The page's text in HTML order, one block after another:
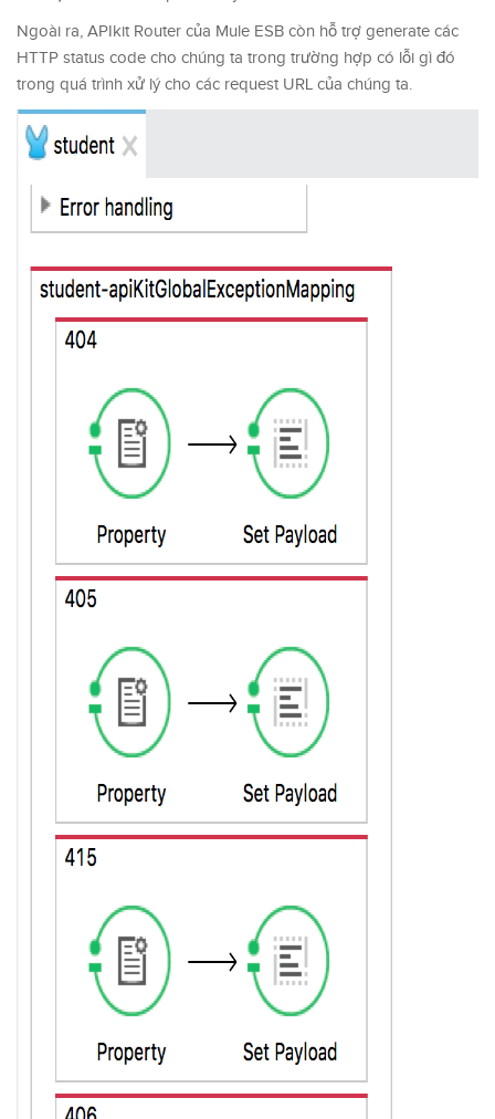
Ngoài ra, APIkit Router của Mule ESB còn hỗ trợ generate các
HTTP status code cho chúng ta trong trường hợp có lỗi gì đó
trong quá trình xử lý cho các request URL của chúng ta.